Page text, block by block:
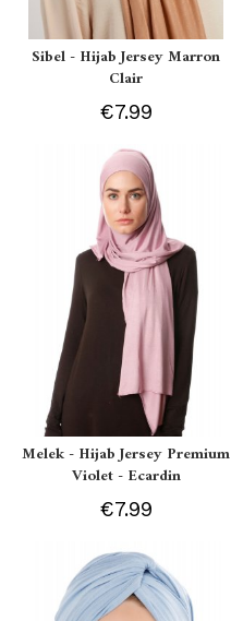
Sibel - Hijab Jersey Marron
Clair
€7.99
Melek - Hijab Jersey Premium
Violet - Ecardin
€7.99